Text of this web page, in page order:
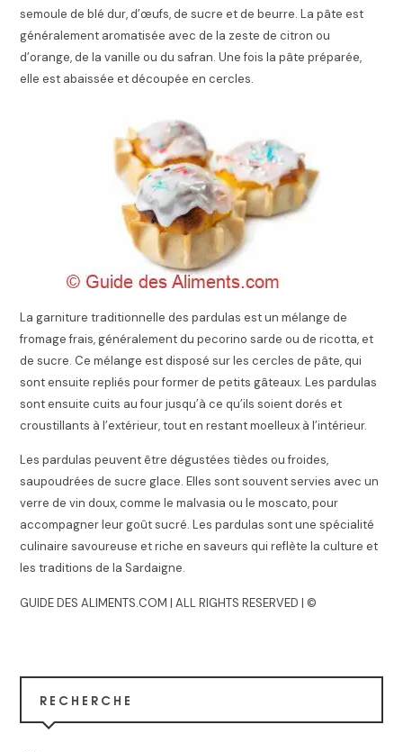
semoule de blé dur, d’œufs, de sucre et de beurre. La pâte est
généralement aromatisée avec de la zeste de citron ou
d’orange, de la vanille ou du safran. Une fois la pâte préparée,
elle est abaissée et découpée en cercles.
La garniture traditionnelle des pardulas est un mélange de
fromage frais, généralement du pecorino sarde ou de ricotta, et
de sucre. Ce mélange est disposé sur les cercles de pâte, qui
sont ensuite repliés pour former de petits gâteaux. Les pardulas
sont ensuite cuits au four jusqu’à ce qu’ils soient dorés et
croustillants à l’extérieur, tout en restant moelleux à l’intérieur.
Les pardulas peuvent être dégustées tièdes ou froides,
saupoudrées de sucre glace. Elles sont souvent servies avec un
verre de vin doux, comme le malvasia ou le moscato, pour
accompagner leur goût sucré. Les pardulas sont une spécialité
culinaire savoureuse et riche en saveurs qui reflète la culture et
les traditions de la Sardaigne.
GUIDE DES ALIMENTS.COM | ALL RIGHTS RESERVED | ©
RECHERCHE